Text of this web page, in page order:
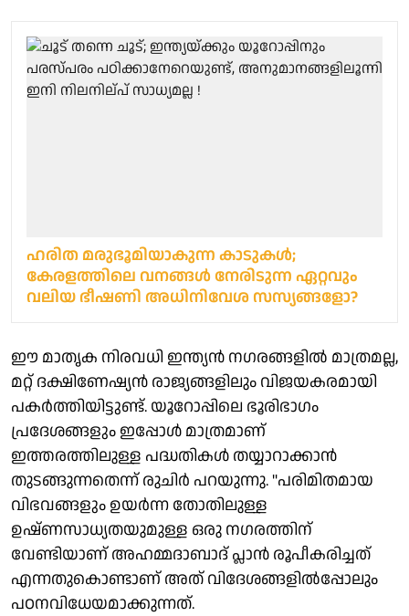
ഹരിത മരുഭൂമിയാകുന്ന കാടുകള്‍;
കേരളത്തിലെ വനങ്ങള്‍ നേരിടുന്ന ഏറ്റവും
വലിയ ഭീഷണി അധിനിവേശ സസ്യങ്ങളോ?
ഈ മാതൃക നിരവധി ഇന്ത്യൻ നഗരങ്ങളിൽ മാത്രമല്ല,
മറ്റ് ദക്ഷിണേഷ്യൻ രാജ്യങ്ങളിലും വിജയകരമായി
പകർത്തിയിട്ടുണ്ട്. യൂറോപ്പിലെ ഭൂരിഭാഗം
പ്രദേശങ്ങളും ഇപ്പോൾ മാത്രമാണ്
ഇത്തരത്തിലുള്ള പദ്ധതികൾ തയ്യാറാക്കാൻ
തുടങ്ങുന്നതെന്ന് രുചിർ പറയുന്നു. "പരിമിതമായ
വിഭവങ്ങളും ഉയർന്ന തോതിലുള്ള
ഉഷ്ണസാധ്യതയുമുള്ള ഒരു നഗരത്തിന്
വേണ്ടിയാണ് അഹമ്മദാബാദ് പ്ലാൻ രൂപീകരിച്ചത്
എന്നതുകൊണ്ടാണ് അത് വിദേശങ്ങളിൽപ്പോലും
പഠനവിധേയമാക്കുന്നത്.